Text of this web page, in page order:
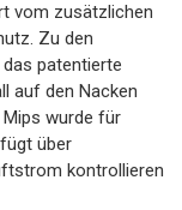
vom zusätzlichen
Zu den
patentierte
auf den Nacken
wurde für
über
kontrollieren